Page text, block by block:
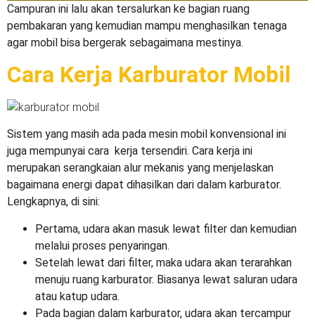
Campuran ini lalu akan tersalurkan ke bagian ruang
pembakaran yang kemudian mampu menghasilkan tenaga
agar mobil bisa bergerak sebagaimana mestinya.
Cara Kerja Karburator Mobil
Sistem yang masih ada pada mesin mobil konvensional ini
juga mempunyai cara kerja tersendiri. Cara kerja ini
merupakan serangkaian alur mekanis yang menjelaskan
bagaimana energi dapat dihasilkan dari dalam karburator.
Lengkapnya, di sini:
Pertama, udara akan masuk lewat filter dan kemudian
melalui proses penyaringan.
Setelah lewat dari filter, maka udara akan terarahkan
menuju ruang karburator. Biasanya lewat saluran udara
atau katup udara.
Pada bagian dalam karburator, udara akan tercampur